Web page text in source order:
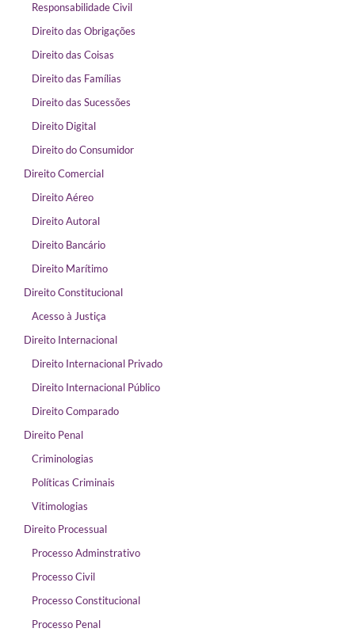
Responsabilidade Civil
Direito das Obrigações
Direito das Coisas
Direito das Famílias
Direito das Sucessões
Direito Digital
Direito do Consumidor
Direito Comercial
Direito Aéreo
Direito Autoral
Direito Bancário
Direito Marítimo
Direito Constitucional
Acesso à Justiça
Direito Internacional
Direito Internacional Privado
Direito Internacional Público
Direito Comparado
Direito Penal
Criminologias
Políticas Criminais
Vitimologias
Direito Processual
Processo Adminstrativo
Processo Civil
Processo Constitucional
Processo Penal